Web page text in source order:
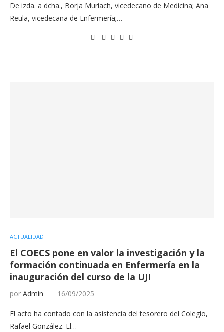
De izda. a dcha., Borja Muriach, vicedecano de Medicina; Ana
Reula, vicedecana de Enfermería;…
ACTUALIDAD
El COECS pone en valor la investigación y la
formación continuada en Enfermería en la
inauguración del curso de la UJI
por Admin 16/09/2025
El acto ha contado con la asistencia del tesorero del Colegio,
Rafael González. El…